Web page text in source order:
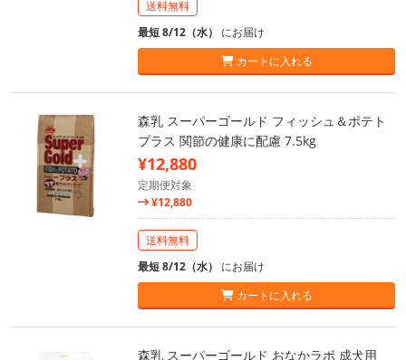
送料無料
最短 8/12（水） にお届け
カートに入れる
森乳 スーパーゴールド フィッシュ＆ポテト
プラス 関節の健康に配慮 7.5kg
¥12,880
定期便対象
¥12,880
送料無料
最短 8/12（水） にお届け
カートに入れる
森乳 スーパーゴールド おなかラボ 成犬用